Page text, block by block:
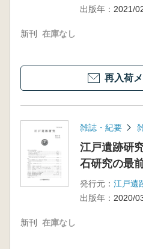
出版年： 2021/
新刊 在庫なし
再入荷
雑誌・紀要
江戸遺跡
石研究の最
発行元： 江戸遺
出版年： 2020/
新刊 在庫なし